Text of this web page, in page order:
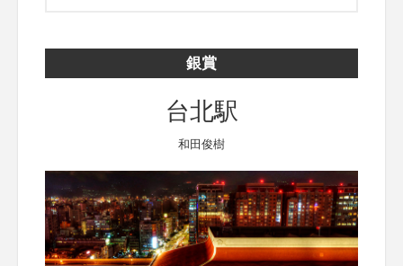
銀賞
台北駅
和田俊樹